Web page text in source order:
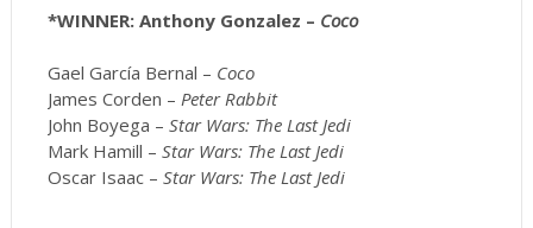
*WINNER: Anthony Gonzalez – Coco
Gael García Bernal – Coco
James Corden – Peter Rabbit
John Boyega – Star Wars: The Last Jedi
Mark Hamill – Star Wars: The Last Jedi
Oscar Isaac – Star Wars: The Last Jedi